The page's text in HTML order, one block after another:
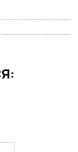
на обработку